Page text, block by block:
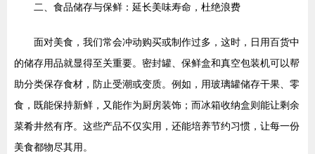
二、食品储存与保鲜：延长美味寿命，杜绝浪费
面对美食，我们常会冲动购买或制作过多，这时，日用百货中
的储存用品就显得至关重要。密封罐、保鲜盒和真空包装机可以帮
助分类保存食材，防止受潮或变质。例如，用玻璃罐储存干果、零
食，既能保持新鲜，又能作为厨房装饰；而冰箱收纳盒则能让剩余
菜肴井然有序。这些产品不仅实用，还能培养节约习惯，让每一份
美食都物尽其用。